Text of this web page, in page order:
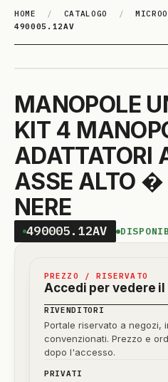
HOME / CATALOGO /
490005.12AV
MANOPOLE
KIT 4
ADATTATORI
ASSE ALTO
NERE
490005.12AV
PREZZO / RISERVATO
Accedi per vedere
RIVENDITORI
Portale riservato a negozi,
convenzionati. Prezzo e
dopo l'accesso.
PRIVATI